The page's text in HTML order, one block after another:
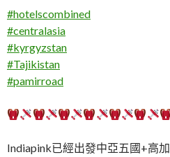
#hotelscombined
#centralasia
#kyrgyzstan
#Tajikistan
#pamirroad
Indiapink已經出發中亞五國+高